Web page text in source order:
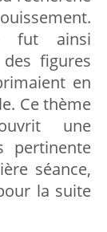
fut ainsi
figures
en
Ce thème
une
pertinente
séance,
la suite